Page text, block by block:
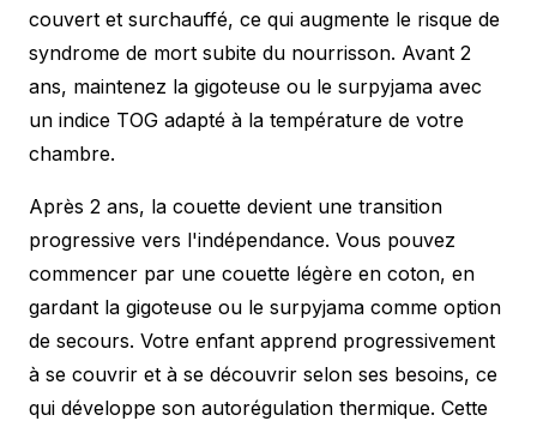
couvert et surchauffé, ce qui augmente le risque de
syndrome de mort subite du nourrisson. Avant 2
ans, maintenez la gigoteuse ou le surpyjama avec
un indice TOG adapté à la température de votre
chambre.
Après 2 ans, la couette devient une transition
progressive vers l'indépendance. Vous pouvez
commencer par une couette légère en coton, en
gardant la gigoteuse ou le surpyjama comme option
de secours. Votre enfant apprend progressivement
à se couvrir et à se découvrir selon ses besoins, ce
qui développe son autorégulation thermique. Cette